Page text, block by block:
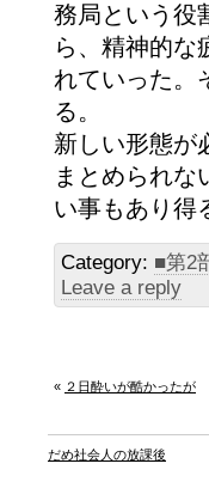
務局という役
ら、精神的な
れていった。
る。
新しい形態が
まとめられな
い事もあり得
Category: ■第2
Leave a reply
« ２日酔いが酷かったが
だめ社会人の放課後